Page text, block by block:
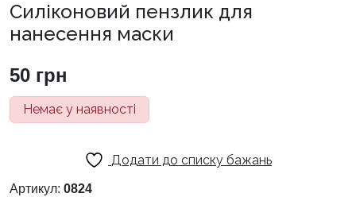
Силіконовий пензлик для
нанесення маски
50 грн
Немає у наявності
Додати до списку бажань
Артикул: 0824